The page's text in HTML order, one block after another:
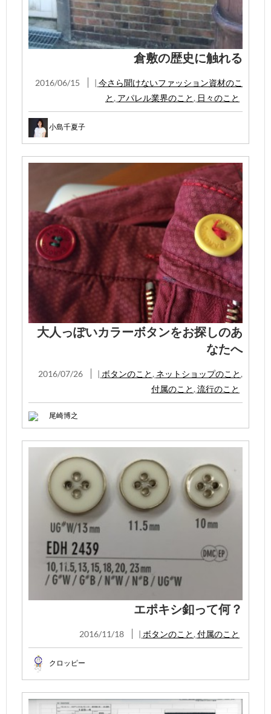
倉敷の歴史に触れる
2016/06/15 | 今さら聞けないファッション資材のこ
と , アパレル業界のこと , 日々のこと
小島千夏子
大人っぽいカラーボタンをお探しのあ
なたへ
2016/07/26 | ボタンのこと , ネットショップのこと ,
付属のこと , 流行のこと
尾崎博之
エポキシ釦って何？
2016/11/18 | ボタンのこと , 付属のこと
クロッピー